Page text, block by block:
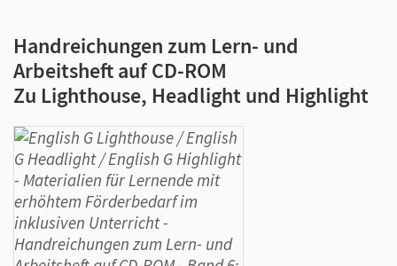
Handreichungen zum Lern- und
Arbeitsheft auf CD-ROM
Zu Lighthouse, Headlight und Highlight